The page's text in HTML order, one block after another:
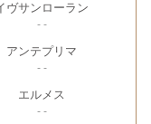
ヴサンローラン
- -
アンテプリマ
- -
エルメス
- -